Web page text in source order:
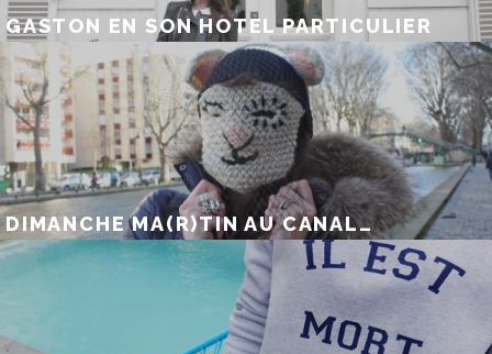
GASTON EN SON HOTEL PARTICULIER
DIMANCHE MA(R)TIN AU CANAL…